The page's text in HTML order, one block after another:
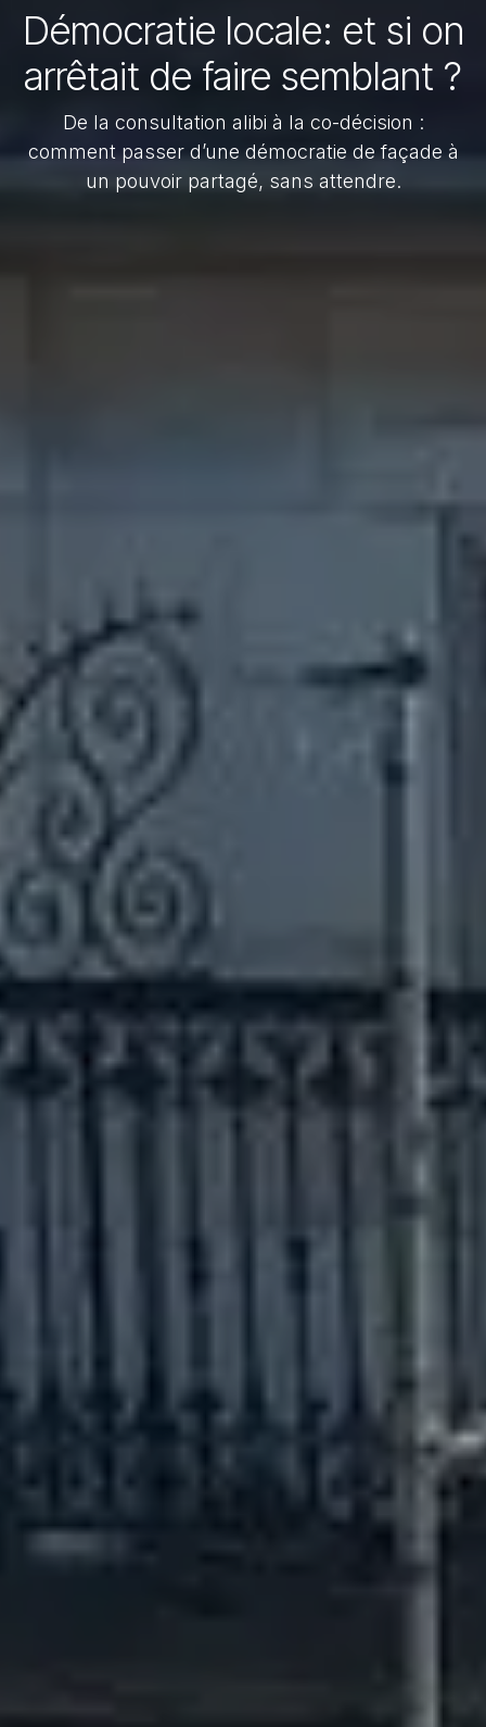
Démocratie locale: et si on
arrêtait de faire semblant ?
De la consultation alibi à la co-décision :
comment passer d’une démocratie de façade à
un pouvoir partagé, sans attendre.